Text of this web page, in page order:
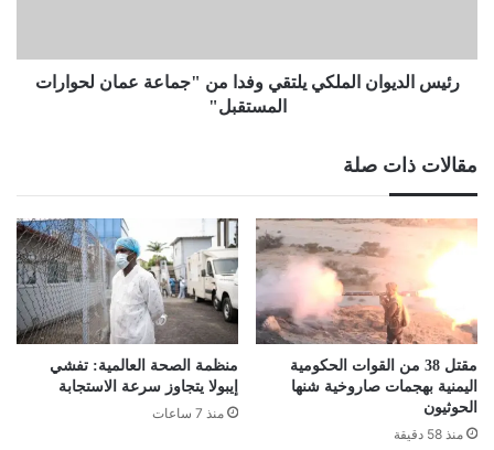
لحوارات
المستقبل"
رئيس الديوان الملكي يلتقي وفدا من "جماعة عمان لحوارات
المستقبل"
مقالات ذات صلة
مقتل 38 من القوات الحكومية
اليمنية بهجمات صاروخية شنها
الحوثيون
منذ 58 دقيقة
منظمة الصحة العالمية: تفشي
إيبولا يتجاوز سرعة الاستجابة
منذ 7 ساعات